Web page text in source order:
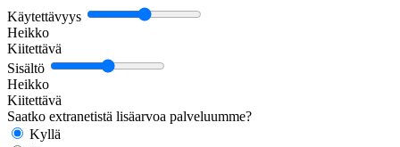
Käytettävyys
Heikko
Kiitettävä
Sisältö
Heikko
Kiitettävä
Saatko extranetistä lisäarvoa palveluumme?
Kyllä